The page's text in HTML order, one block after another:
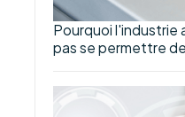
Pourquoi l'industrie
pas se permettre